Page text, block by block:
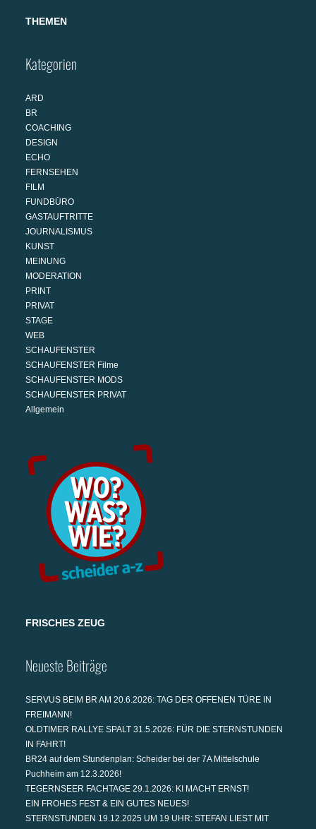
THEMEN
Kategorien
ARD
BR
COACHING
DESIGN
ECHO
FERNSEHEN
FILM
FUNDBÜRO
GASTAUFTRITTE
JOURNALISMUS
KUNST
MEINUNG
MODERATION
PRINT
PRIVAT
STAGE
WEB
SCHAUFENSTER
SCHAUFENSTER Filme
SCHAUFENSTER MODS
SCHAUFENSTER PRIVAT
Allgemein
FRISCHES ZEUG
Neueste Beiträge
SERVUS BEIM BR AM 20.6.2026: TAG DER OFFENEN TÜRE IN
FREIMANN!
OLDTIMER RALLYE SPALT 31.5.2026: FÜR DIE STERNSTUNDEN
IN FAHRT!
BR24 auf dem Stundenplan: Scheider bei der 7A Mittelschule
Puchheim am 12.3.2026!
TEGERNSEER FACHTAGE 29.1.2026: KI MACHT ERNST!
EIN FROHES FEST & EIN GUTES NEUES!
STERNSTUNDEN 19.12.2025 UM 19 UHR: STEFAN LIEST MIT